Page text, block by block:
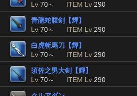
Lv 70～ ITEM Lv 290
青龍蛇腹剣【輝】
Lv 70～ ITEM Lv 290
白虎斬馬刀【輝】
Lv 70～ ITEM Lv 290
須佐之男大剣【輝】
Lv 70～ ITEM Lv 290